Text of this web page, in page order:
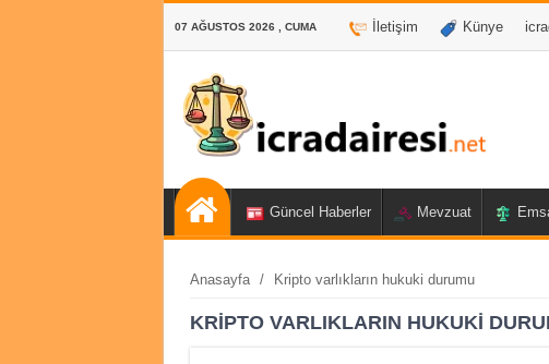
07 AĞUSTOS 2026 , CUMA İletişim Künye
Güncel Haberler Mevzuat
Anasayfa / Kripto varlıkların hukuki durumu
KRIPTO VARLIKLARIN HUKUKI